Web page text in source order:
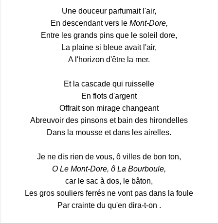
Une douceur parfumait l'air,
En descendant vers le Mont-Dore,
Entre les grands pins que le soleil dore,
La plaine si bleue avait l'air,
A l'horizon d'être la mer.
Et la cascade qui ruisselle
En flots d'argent
Offrait son mirage changeant
Abreuvoir des pinsons et bain des hirondelles
Dans la mousse et dans les airelles.
Je ne dis rien de vous, ô villes de bon ton,
O Le Mont-Dore, ô La Bourboule,
car le sac à dos, le bâton,
Les gros souliers ferrés ne vont pas dans la foule
Par crainte du qu'en dira-t-on .